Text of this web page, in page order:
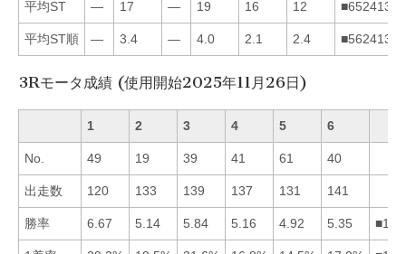
平均ST — 17 — 19 16 12 ■652413
平均ST順 — 3.4 — 4.0 2.1 2.4 ■562413
3Rモータ成績 (使用開始2025年11月26日)
1 2 3 4 5 6
No. 49 19 39 41 61 40
出走数 120 133 139 137 131 141
勝率 6.67 5.14 5.84 5.16 4.92 5.35